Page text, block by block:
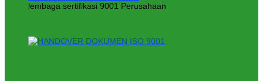
lembaga sertifikasi 9001 Perusahaan